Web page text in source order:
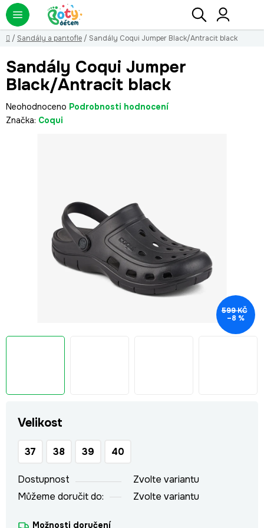
Přejít
na
obsah
Hledat
Domů
/ Sandály a pantofle / Sandály Coqui Jumper Black/Antracit black
Velikost
37 38 39 40
Dostupnost
Zvolte variantu
Můžeme doručit do:
Zvolte variantu
Možnosti doručení
Sandály Coqui Jumper
Black/Antracit black
Průměrné
hodnocení
Neohodnoceno Podrobnosti hodnocení
Značka: Coqui
599 KČ
–8 %